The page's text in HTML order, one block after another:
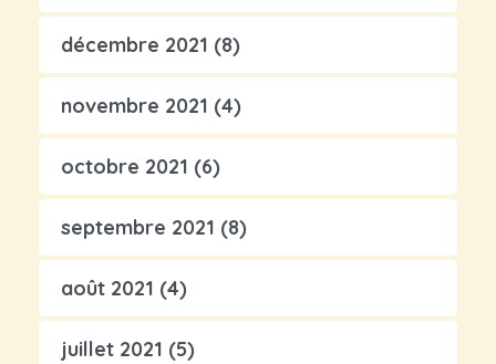
décembre 2021 (8)
novembre 2021 (4)
octobre 2021 (6)
septembre 2021 (8)
août 2021 (4)
juillet 2021 (5)